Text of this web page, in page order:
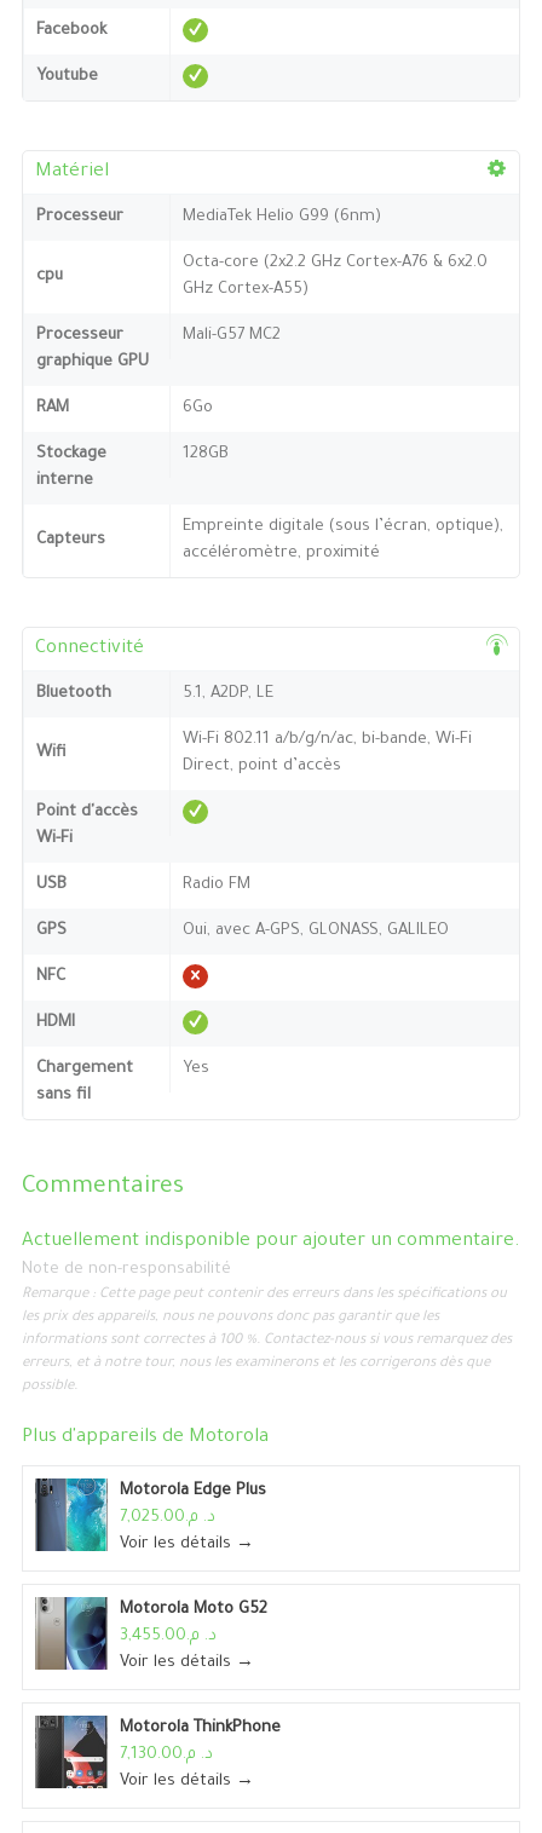
Facebook
Youtube
Matériel
Processeur MediaTek Helio G99 (6nm)
cpu
Octa-core (2x2.2 GHz Cortex-A76 & 6x2.0
GHz Cortex-A55)
Processeur
graphique GPU
Mali-G57 MC2
RAM 6Go
Stockage
interne
128GB
Capteurs
Empreinte digitale (sous l’écran, optique),
accéléromètre, proximité
Connectivité
Bluetooth 5.1, A2DP, LE
Wifi
Wi-Fi 802.11 a/b/g/n/ac, bi-bande, Wi-Fi
Direct, point d’accès
Point d'accès
Wi-Fi
USB Radio FM
GPS Oui, avec A-GPS, GLONASS, GALILEO
NFC
HDMI
Chargement
sans fil
Yes
Commentaires
Actuellement indisponible pour ajouter un commentaire.
Note de non-responsabilité
Remarque : Cette page peut contenir des erreurs dans les spécifications ou
les prix des appareils, nous ne pouvons donc pas garantir que les
informations sont correctes à 100 %. Contactez-nous si vous remarquez des
erreurs, et à notre tour, nous les examinerons et les corrigerons dès que
possible.
Plus d'appareils de Motorola
Motorola Edge Plus
د. م.7,025.00
Voir les détails →
Motorola Moto G52
د. م.3,455.00
Voir les détails →
Motorola ThinkPhone
د. م.7,130.00
Voir les détails →